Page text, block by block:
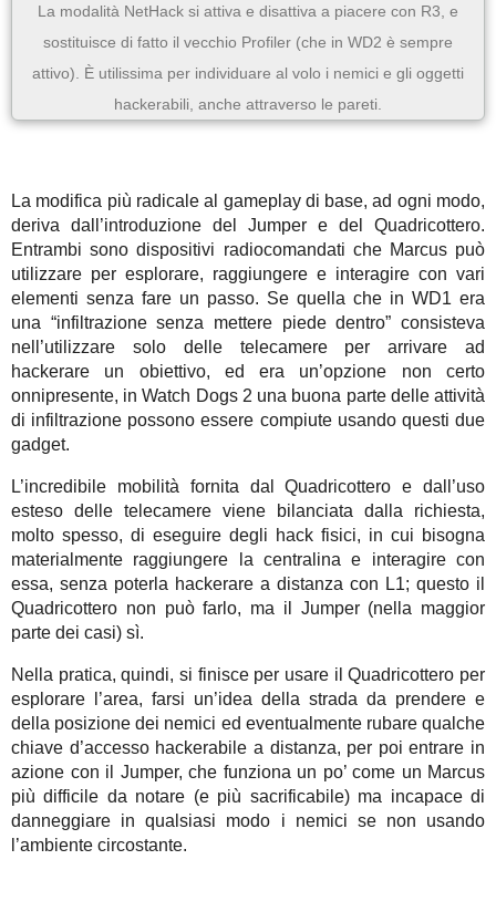
La modalità NetHack si attiva e disattiva a piacere con R3, e
sostituisce di fatto il vecchio Profiler (che in WD2 è sempre
attivo). È utilissima per individuare al volo i nemici e gli oggetti
hackerabili, anche attraverso le pareti.
La modifica più radicale al gameplay di base, ad ogni modo,
deriva dall’introduzione del Jumper e del Quadricottero.
Entrambi sono dispositivi radiocomandati che Marcus può
utilizzare per esplorare, raggiungere e interagire con vari
elementi senza fare un passo. Se quella che in WD1 era
una “infiltrazione senza mettere piede dentro” consisteva
nell’utilizzare solo delle telecamere per arrivare ad
hackerare un obiettivo, ed era un’opzione non certo
onnipresente, in Watch Dogs 2 una buona parte delle attività
di infiltrazione possono essere compiute usando questi due
gadget.
L’incredibile mobilità fornita dal Quadricottero e dall’uso
esteso delle telecamere viene bilanciata dalla richiesta,
molto spesso, di eseguire degli hack fisici, in cui bisogna
materialmente raggiungere la centralina e interagire con
essa, senza poterla hackerare a distanza con L1; questo il
Quadricottero non può farlo, ma il Jumper (nella maggior
parte dei casi) sì.
Nella pratica, quindi, si finisce per usare il Quadricottero per
esplorare l’area, farsi un’idea della strada da prendere e
della posizione dei nemici ed eventualmente rubare qualche
chiave d’accesso hackerabile a distanza, per poi entrare in
azione con il Jumper, che funziona un po’ come un Marcus
più difficile da notare (e più sacrificabile) ma incapace di
danneggiare in qualsiasi modo i nemici se non usando
l’ambiente circostante.